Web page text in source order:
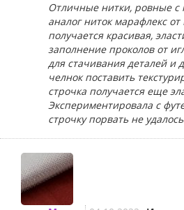
Отличные нитки, ровные с
аналог ниток марафлекс
получается красивая,
заполнение проколов от
для стачивания деталей и
челнок поставить
строчка получается еще
Экспериментировала с
строчку порвать не